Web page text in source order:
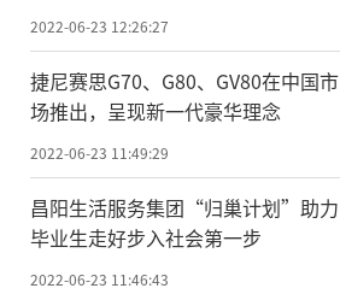
2022-06-23 12:26:27
捷尼赛思G70、G80、GV80在中国市
场推出，呈现新一代豪华理念
2022-06-23 11:49:29
昌阳生活服务集团“归巢计划”助力
毕业生走好步入社会第一步
2022-06-23 11:46:43